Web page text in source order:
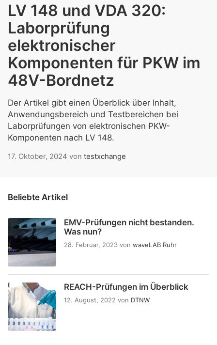
LV 148 und VDA 320:
Laborprüfung
elektronischer
Komponenten für PKW im
48V-Bordnetz
Der Artikel gibt einen Überblick über Inhalt,
Anwendungsbereich und Testbereichen bei
Laborprüfungen von elektronischen PKW-
Komponenten nach LV 148.
17. Oktober, 2024 von testxchange
Beliebte Artikel
EMV-Prüfungen nicht bestanden.
Was nun?
28. Februar, 2023 von waveLAB Ruhr
REACH-Prüfungen im Überblick
12. August, 2022 von DTNW